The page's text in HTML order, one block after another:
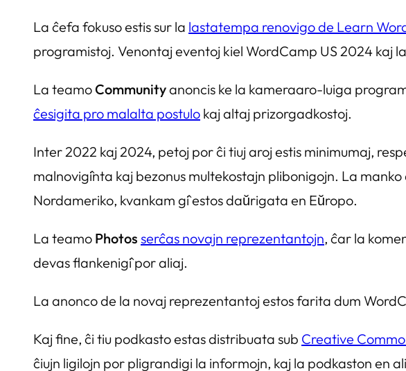
La ĉefa fokuso estis sur la lastatempa renovigo de Learn
programistoj. Venontaj eventoj kiel WordCamp US 2024 kaj
La teamoCommunityanoncis ke la kameraaro-luiga
ĉesigita pro malalta postulo kaj altaj prizorgadkostoj.
Inter 2022 kaj 2024, petoj por ĉi tiuj aroj estis minimumaj,
malnoviĝinta kaj bezonus multekostajn plibonigojn. La
Nordameriko, kvankam ĝi estos daŭrigata en Eŭropo.
La teamo Photos serĉas novajn reprezentantojn, ĉar la
devas flankeniĝi por aliaj.
La anonco de la novaj reprezentantoj estos farita dum
Kaj fine, ĉi tiu podkasto estas distribuata sub Creative
ĉiujn ligilojn por pligrandigi la informojn, kaj la podkaston en